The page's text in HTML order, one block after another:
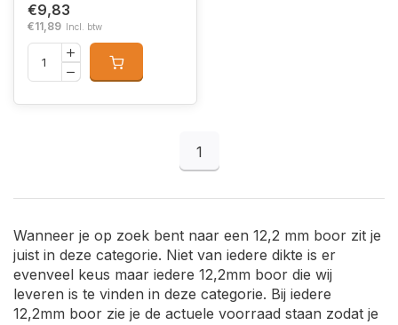
€9,83
€11,89 Incl. btw
1
Wanneer je op zoek bent naar een 12,2 mm boor zit je
juist in deze categorie. Niet van iedere dikte is er
evenveel keus maar iedere 12,2mm boor die wij
leveren is te vinden in deze categorie. Bij iedere
12,2mm boor zie je de actuele voorraad staan zodat je